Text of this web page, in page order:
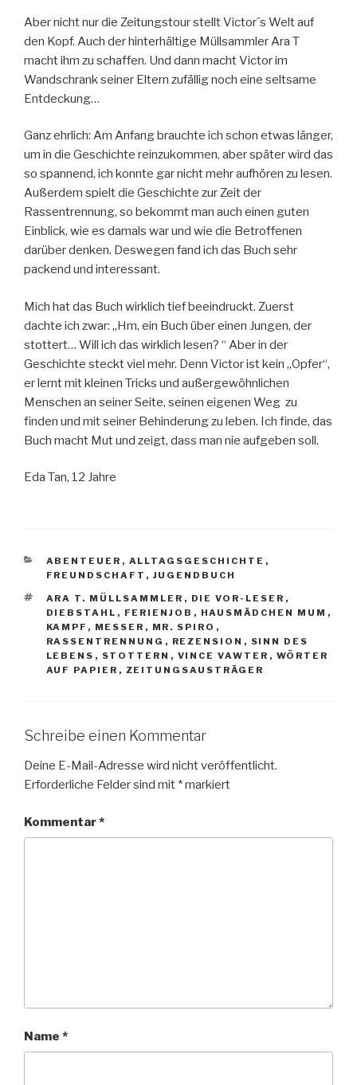
Aber nicht nur die Zeitungstour stellt Victor´s Welt auf
den Kopf. Auch der hinterhältige Müllsammler Ara T
macht ihm zu schaffen. Und dann macht Victor im
Wandschrank seiner Eltern zufällig noch eine seltsame
Entdeckung…
Ganz ehrlich: Am Anfang brauchte ich schon etwas länger,
um in die Geschichte reinzukommen, aber später wird das
so spannend, ich konnte gar nicht mehr aufhören zu lesen.
Außerdem spielt die Geschichte zur Zeit der
Rassentrennung, so bekommt man auch einen guten
Einblick, wie es damals war und wie die Betroffenen
darüber denken. Deswegen fand ich das Buch sehr
packend und interessant.
Mich hat das Buch wirklich tief beeindruckt. Zuerst
dachte ich zwar: „Hm, ein Buch über einen Jungen, der
stottert… Will ich das wirklich lesen? “ Aber in der
Geschichte steckt viel mehr. Denn Victor ist kein „Opfer“,
er lernt mit kleinen Tricks und außergewöhnlichen
Menschen an seiner Seite, seinen eigenen Weg zu
finden und mit seiner Behinderung zu leben. Ich finde, das
Buch macht Mut und zeigt, dass man nie aufgeben soll.
Eda Tan, 12 Jahre
KATEGORIEN
ABENTEUER , ALLTAGSGESCHICHTE ,
FREUNDSCHAFT , JUGENDBUCH
SCHLAGWÖRTER
ARA T. MÜLLSAMMLER , DIE VOR-LESER ,
DIEBSTAHL , FERIENJOB , HAUSMÄDCHEN MUM ,
KAMPF , MESSER , MR. SPIRO ,
RASSENTRENNUNG , REZENSION , SINN DES
LEBENS , STOTTERN , VINCE VAWTER , WÖRTER
AUF PAPIER , ZEITUNGSAUSTRÄGER
Schreibe einen Kommentar
Deine E-Mail-Adresse wird nicht veröffentlicht.
Erforderliche Felder sind mit *markiert
Kommentar*
Name *